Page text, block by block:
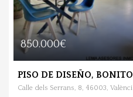
850.000€
Calle dels Serrans, 8, 46003, Valènci